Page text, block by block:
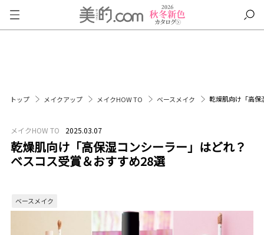
トップ メイクアップ メイクHOW TO ベースメイク 乾燥肌向け「高保
メイクHOW TO 2025.03.07
乾燥肌向け「高保湿コンシーラー」はどれ？
ベスコス受賞＆おすすめ28選
ベースメイク